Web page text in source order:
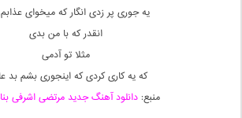
یه جوری پر زدی انگار که میخوای
انقدر که با من بدی
مثلا تو آدمی
که یه کاری کردی که اینجوری بشم بد
منبع: دانلود آهنگ جدید مرتضی اشرفی